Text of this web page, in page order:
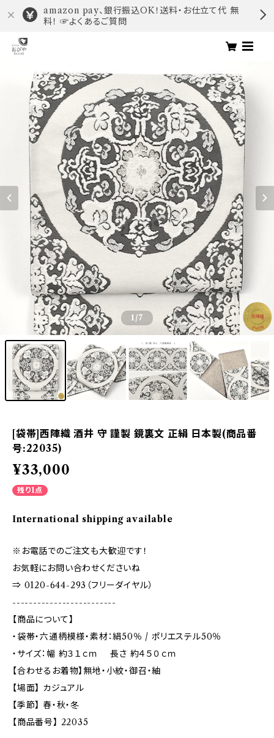
amazon pay、銀行振込OK！送料・お仕立て代 無
料！ ☞よくあるご質問
1 /7
[袋帯]西陣織 酒井 守 謹製 鏡裏文 正絹 日本製(商品番
号:22035)
¥33,000
残り1点
International shipping available
※お電話でのご注文も大歓迎です！
お気軽にお問い合わせくださいね
⇒ 0120-644-293（フリーダイヤル）
-------------------------
【商品について】
・袋帯・六通柄模様・素材：絹50％ / ポリエステル50％
・サイズ：幅 約３１ｃｍ 長さ 約４５０ｃｍ
【合わせるお着物】無地・小紋・御召・紬
【場面】 カジュアル
【季節】 春・秋・冬
【商品番号】 22035